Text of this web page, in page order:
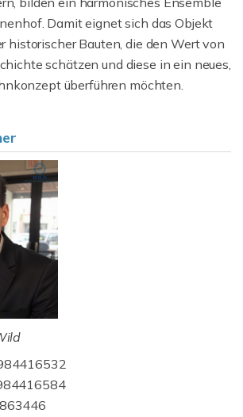
Damit eignet sich das Objekt
historischer Bauten, die den Wert von
schätzen und diese in ein neues,
überführen möchten.